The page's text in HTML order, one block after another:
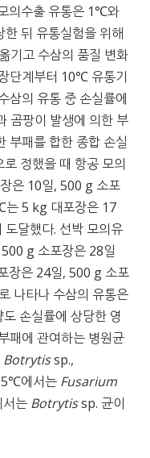
의수출 유통은 1℃와
뒤 유통실험을 위해
기고 수삼의 품질 변화
단계부터 10℃ 유통기
삼의 유통 중 손실률에
곰팡이 발생에 의한 부
부패를 합한 종합 손실
정했을 때 항공 모의
은 10일, 500 g 소포
는 5 kg 대포장은 17
달했다. 선박 모의유
g 소포장은 28일
장은 24일, 500 g 소포
나타나 수삼의 유통은
손실률에 상당한 영
패에 관여하는 병원균
Botrytissp.,
에서는 Fusarium
는 Botrytissp. 균이